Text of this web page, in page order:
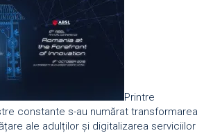
Printre
constante s-au numărat transformarea
ale adulților și digitalizarea serviciilor